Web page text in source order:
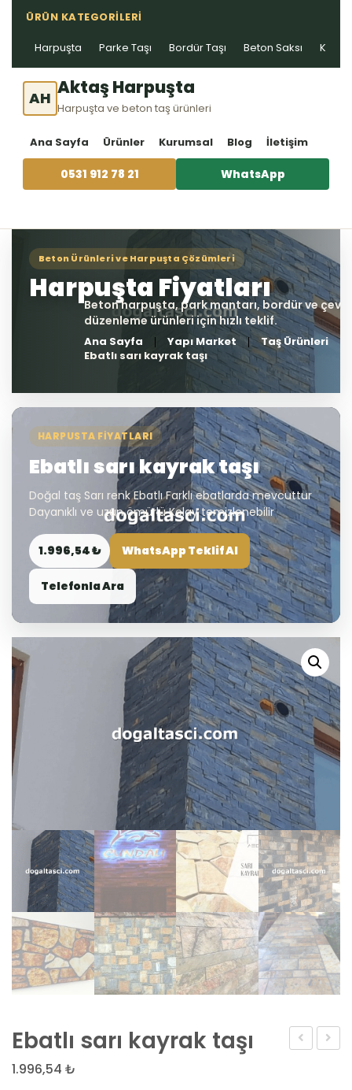
ÜRÜN KATEGORILERI
Harpuşta Parke Taşı Bordür Taşı Beton Saksı Kablo
AH Aktaş Harpuşta
Harpuşta ve beton taş ürünleri
Ana Sayfa Ürünler Kurumsal Blog İletişim
0531 912 78 21 WhatsApp
Ana Sayfa Yapı Market
Taş Ürünleri
Ebatlı sarı kayrak taşı
HARPUSTA FIYATLARI
Ebatlı sarı kayrak taşı
Doğal taş Sarı renk Ebatlı Farklı ebatlarda mevcuttur
Dayanıklı ve uzun ömürlü Kolay temizlenebilir
1.996,54 ₺ WhatsApp Teklif Al
Telefonla Ara
Ebatlı sarı kayrak taşı
1.996,54 ₺